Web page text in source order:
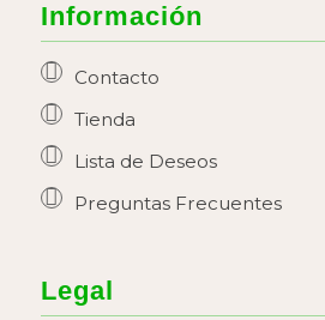
Información
Contacto
Tienda
Lista de Deseos
Preguntas Frecuentes
Legal